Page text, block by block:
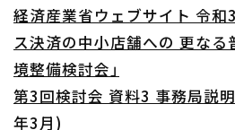
経済産業省ウェブサイト 令和
ス決済の中小店舗への 更なる
境整備検討会」
第3回検討会 資料3 事務局説
年3月)